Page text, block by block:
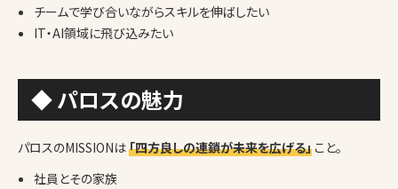
チームで学び合いながらスキルを伸ばしたい
IT・AI領域に飛び込みたい
◆ パロスの魅力
パロスのMISSIONは「四方良しの連鎖が未来を広げる」 こと。
社員とその家族